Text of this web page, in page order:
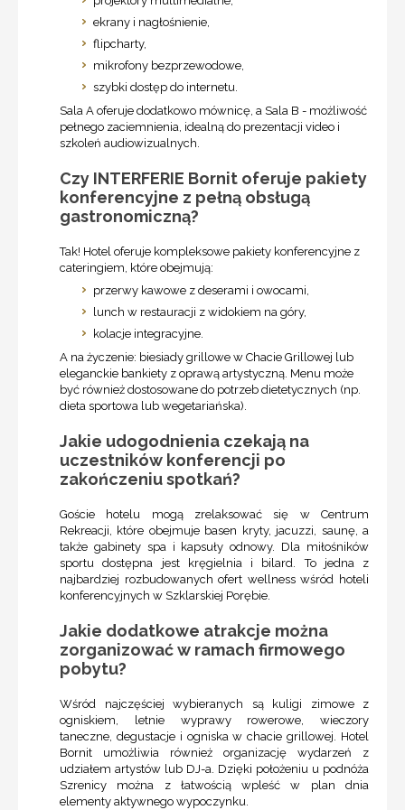
ekrany i nagłośnienie,
flipcharty,
mikrofony bezprzewodowe,
szybki dostęp do internetu.
Sala A oferuje dodatkowo mównicę, a Sala B - możliwość
pełnego zaciemnienia, idealną do prezentacji video i
szkoleń audiowizualnych.
Czy INTERFERIE Bornit oferuje pakiety
konferencyjne z pełną obsługą
gastronomiczną?
Tak! Hotel oferuje kompleksowe pakiety konferencyjne z
cateringiem, które obejmują:
przerwy kawowe z deserami i owocami,
lunch w restauracji z widokiem na góry,
kolacje integracyjne.
A na życzenie: biesiady grillowe w Chacie Grillowej lub
eleganckie bankiety z oprawą artystyczną. Menu może
być również dostosowane do potrzeb dietetycznych (np.
dieta sportowa lub wegetariańska).
Jakie udogodnienia czekają na
uczestników konferencji po
zakończeniu spotkań?
Goście hotelu mogą zrelaksować się w Centrum
Rekreacji, które obejmuje basen kryty, jacuzzi, saunę, a
także gabinety spa i kapsuły odnowy. Dla miłośników
sportu dostępna jest kręgielnia i bilard. To jedna z
najbardziej rozbudowanych ofert wellness wśród hoteli
konferencyjnych w Szklarskiej Porębie.
Jakie dodatkowe atrakcje można
zorganizować w ramach firmowego
pobytu?
Wśród najczęściej wybieranych są kuligi zimowe z
ogniskiem, letnie wyprawy rowerowe, wieczory
taneczne, degustacje i ogniska w chacie grillowej. Hotel
Bornit umożliwia również organizację wydarzeń z
udziałem artystów lub DJ-a. Dzięki położeniu u podnóża
Szrenicy można z łatwością wpleść w plan dnia
elementy aktywnego wypoczynku.